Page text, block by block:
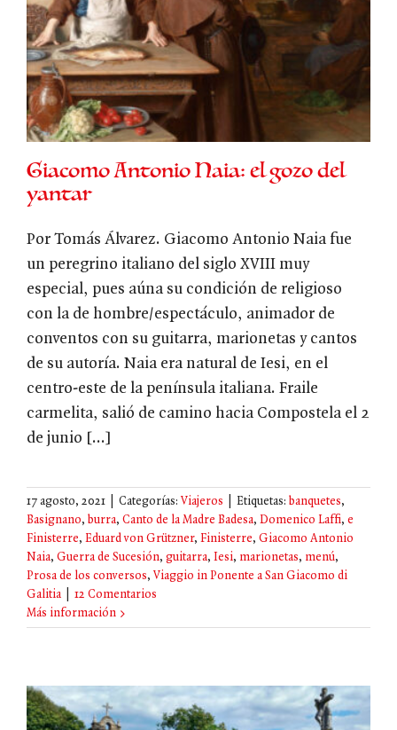
Giacomo Antonio Naia: el gozo del
yantar
Por Tomás Álvarez. Giacomo Antonio Naia fue
un peregrino italiano del siglo XVIII muy
especial, pues aúna su condición de religioso
con la de hombre/espectáculo, animador de
conventos con su guitarra, marionetas y cantos
de su autoría. Naia era natural de Iesi, en el
centro-este de la península italiana. Fraile
carmelita, salió de camino hacia Compostela el 2
de junio [...]
17 agosto, 2021 Categorías: Viajeros Etiquetas: banquetes,
Basignano, burra, Canto de la Madre Badesa, Domenico Laffi, e
Finisterre, Eduard von Grützner, Finisterre, Giacomo Antonio
Naia, Guerra de Sucesión, guitarra, Iesi, marionetas, menú,
Prosa de los conversos, Viaggio in Ponente a San Giacomo di
Galitia
12 Comentarios
Más información